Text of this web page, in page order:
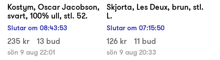
Kostym, Oscar Jacobson,
svart, 100% ull, stl. 52.
Slutar om 08:43:52
235 kr 13 bud
sön 9 aug 22:01
Skjorta, Les Deux, brun, stl.
L.
Slutar om 07:15:49
126 kr 11 bud
sön 9 aug 20:33